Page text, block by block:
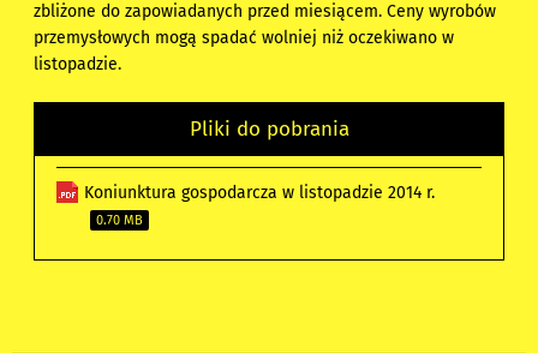
zbliżone do zapowiadanych przed miesiącem. Ceny wyrobów
przemysłowych mogą spadać wolniej niż oczekiwano w
listopadzie.
Pliki do pobrania
Koniunktura gospodarcza w listopadzie 2014 r.
0.70 MB